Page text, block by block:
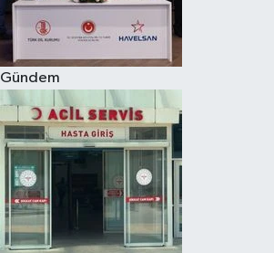
Gündem
Spor
Burç Yorumları
Çocuk
Hava Durumu